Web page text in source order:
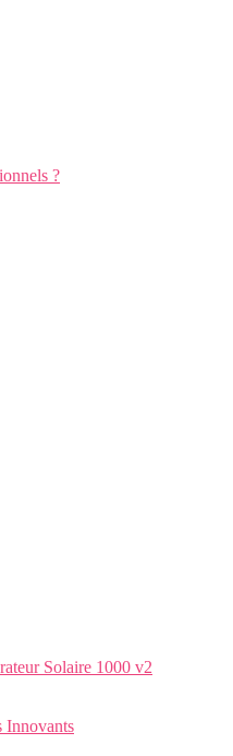
?
Solaire 1000 v2
Innovants